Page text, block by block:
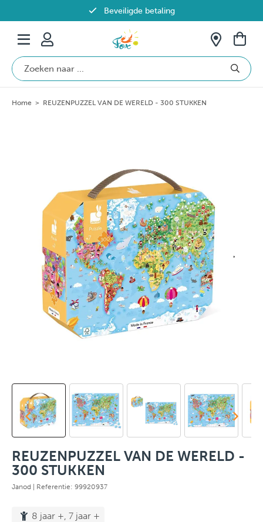
Beveiligde betaling
Gratis verzending vanaf €69 in België
Home > REUZENPUZZEL VAN DE WERELD - 300 STUKKEN
REUZENPUZZEL VAN DE WERELD -
300 STUKKEN
Janod | Referentie: 99920937
8 jaar +, 7 jaar +